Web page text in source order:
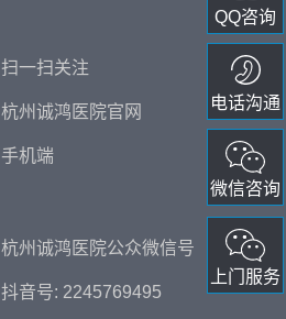
QQ咨询
电话沟通
微信咨询
上门服务
扫一扫关注
杭州诚鸿医院官网
手机端
杭州诚鸿医院公众微信号
抖音号: 2245769495